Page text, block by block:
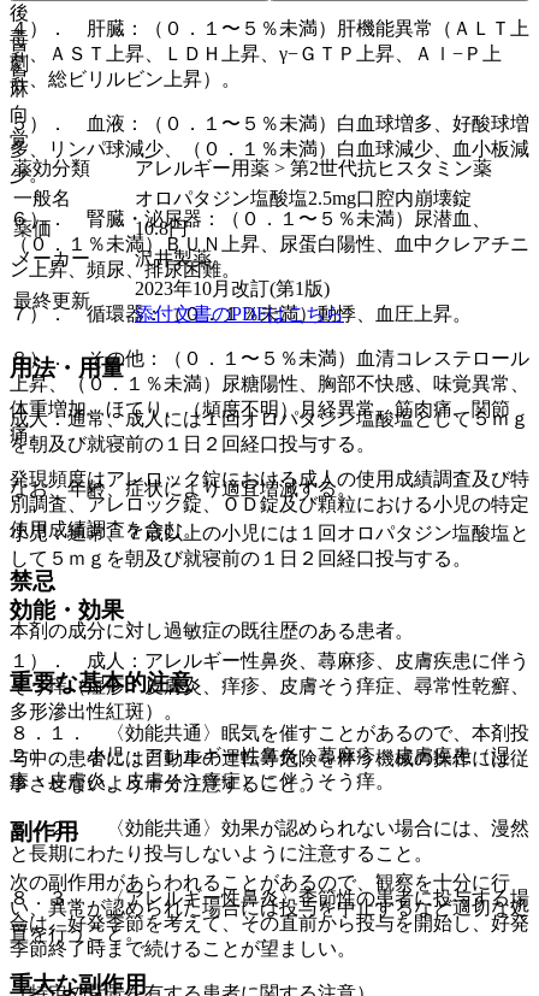
４）． 肝臓：（０．１〜５％未満）肝機能異常（ＡＬＴ上
昇、ＡＳＴ上昇、ＬＤＨ上昇、γ−ＧＴＰ上昇、Ａｌ−Ｐ上
昇、総ビリルビン上昇）。
５）． 血液：（０．１〜５％未満）白血球増多、好酸球増
多、リンパ球減少、（０．１％未満）白血球減少、血小板減
少。
６）． 腎臓・泌尿器：（０．１〜５％未満）尿潜血、
（０．１％未満）ＢＵＮ上昇、尿蛋白陽性、血中クレアチニ
ン上昇、頻尿、排尿困難。
７）． 循環器：（０．１％未満）動悸、血圧上昇。
８）． その他：（０．１〜５％未満）血清コレステロール
上昇、（０．１％未満）尿糖陽性、胸部不快感、味覚異常、
体重増加、ほてり、（頻度不明）月経異常、筋肉痛、関節
痛。
発現頻度はアレロック錠における成人の使用成績調査及び特
別調査、アレロック錠、ＯＤ錠及び顆粒における小児の特定
使用成績調査を含む。
禁忌
本剤の成分に対し過敏症の既往歴のある患者。
重要な基本的注意
８．１． 〈効能共通〉眠気を催すことがあるので、本剤投
与中の患者には自動車の運転等危険を伴う機械の操作には従
事させないよう十分注意すること。
８．２． 〈効能共通〉効果が認められない場合には、漫然
と長期にわたり投与しないように注意すること。
８．３． 〈アレルギー性鼻炎〉季節性の患者に投与する場
合は、好発季節を考えて、その直前から投与を開始し、好発
季節終了時まで続けることが望ましい。
後
毒
劇
麻
向
覚
薬効分類
アレルギー用薬 > 第2世代抗ヒスタミン薬
一般名
オロパタジン塩酸塩2.5mg口腔内崩壊錠
薬価
10.8円
メーカー
沢井製薬
最終更新
2023年10月改訂(第1版)
添付文書のPDFはこちら
用法・用量
成人：通常、成人には１回オロパタジン塩酸塩として５ｍｇ
を朝及び就寝前の１日２回経口投与する。
なお、年齢、症状により適宜増減する。
小児：通常、７歳以上の小児には１回オロパタジン塩酸塩と
して５ｍｇを朝及び就寝前の１日２回経口投与する。
効能・効果
１）． 成人：アレルギー性鼻炎、蕁麻疹、皮膚疾患に伴う
そう痒（湿疹・皮膚炎、痒疹、皮膚そう痒症、尋常性乾癬、
多形滲出性紅斑）。
２）． 小児：アレルギー性鼻炎、蕁麻疹、皮膚疾患（湿
疹・皮膚炎、皮膚そう痒症）に伴うそう痒。
副作用
次の副作用があらわれることがあるので、観察を十分に行
い、異常が認められた場合には投与を中止するなど適切な処
置を行うこと。
重大な副作用